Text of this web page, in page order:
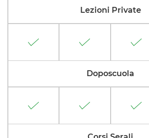
Lezioni Private
Doposcuola